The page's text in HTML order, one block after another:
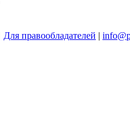
Для правообладателей |